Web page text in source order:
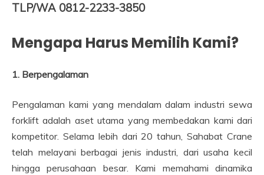
TLP/WA 0812-2233-3850
Mengapa Harus Memilih Kami?
1. Berpengalaman
Pengalaman kami yang mendalam dalam industri sewa
forklift adalah aset utama yang membedakan kami dari
kompetitor. Selama lebih dari 20 tahun, Sahabat Crane
telah melayani berbagai jenis industri, dari usaha kecil
hingga perusahaan besar. Kami memahami dinamika